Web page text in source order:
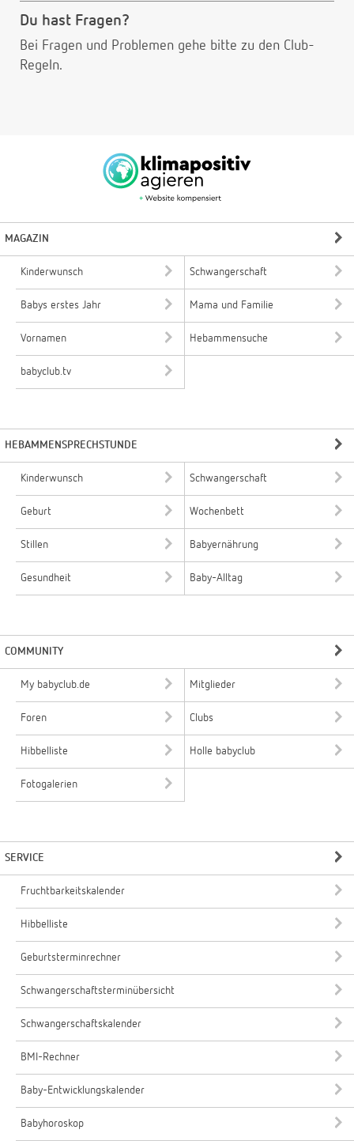
Du hast Fragen?
Bei Fragen und Problemen gehe bitte zu den Club-
Regeln.
MAGAZIN
Kinderwunsch Schwangerschaft
Babys erstes Jahr Mama und Familie
Vornamen Hebammensuche
babyclub.tv
HEBAMMENSPRECHSTUNDE
Kinderwunsch Schwangerschaft
Geburt Wochenbett
Stillen Babyernährung
Gesundheit Baby-Alltag
COMMUNITY
My babyclub.de Mitglieder
Foren Clubs
Hibbelliste Holle babyclub
Fotogalerien
SERVICE
Fruchtbarkeitskalender
Hibbelliste
Geburtsterminrechner
Schwangerschaftsterminübersicht
Schwangerschaftskalender
BMI-Rechner
Baby-Entwicklungskalender
Babyhoroskop